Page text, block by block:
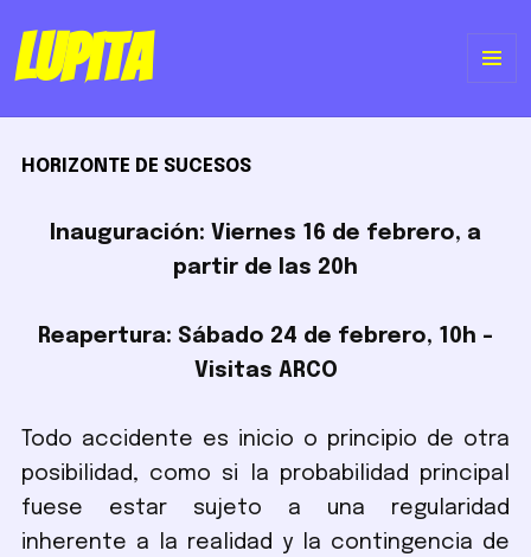
Lupita
HORIZONTE DE SUCESOS
Inauguración: Viernes 16 de febrero, a
partir de las 20h
Reapertura: Sábado 24 de febrero, 10h –
Visitas ARCO
Todo accidente es inicio o principio de otra
posibilidad, como si la probabilidad principal
fuese estar sujeto a una regularidad
inherente a la realidad y la contingencia de